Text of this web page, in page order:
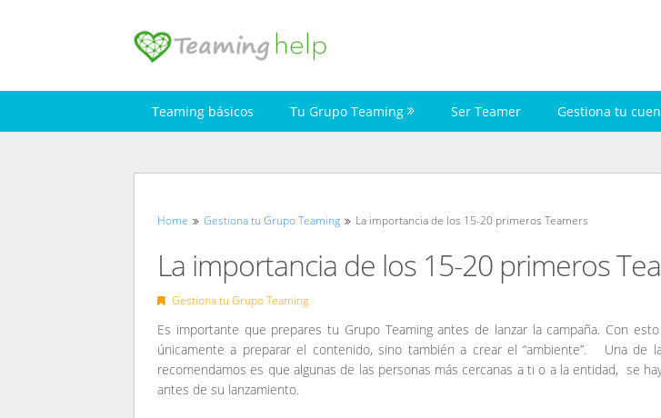
Teaming básicos Tu Grupo Teaming Ser Teamer Gestiona tu
Home Gestiona tu Grupo Teaming La importancia de los 15-20 primeros Teamers
La importancia de los 15-20 primeros
Gestiona tu Grupo Teaming
Es importante que prepares tu Grupo Teaming antes de lanzar la campaña. Con
únicamente a preparar el contenido, sino también a crear el “ambiente”. Una de
recomendamos es que algunas de las personas más cercanas a ti o a la entidad, se
antes de su lanzamiento.